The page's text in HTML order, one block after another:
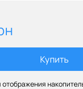
Купить
отображения